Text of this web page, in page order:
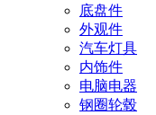
底盘件
外观件
汽车灯具
内饰件
电脑电器
钢圈轮毂